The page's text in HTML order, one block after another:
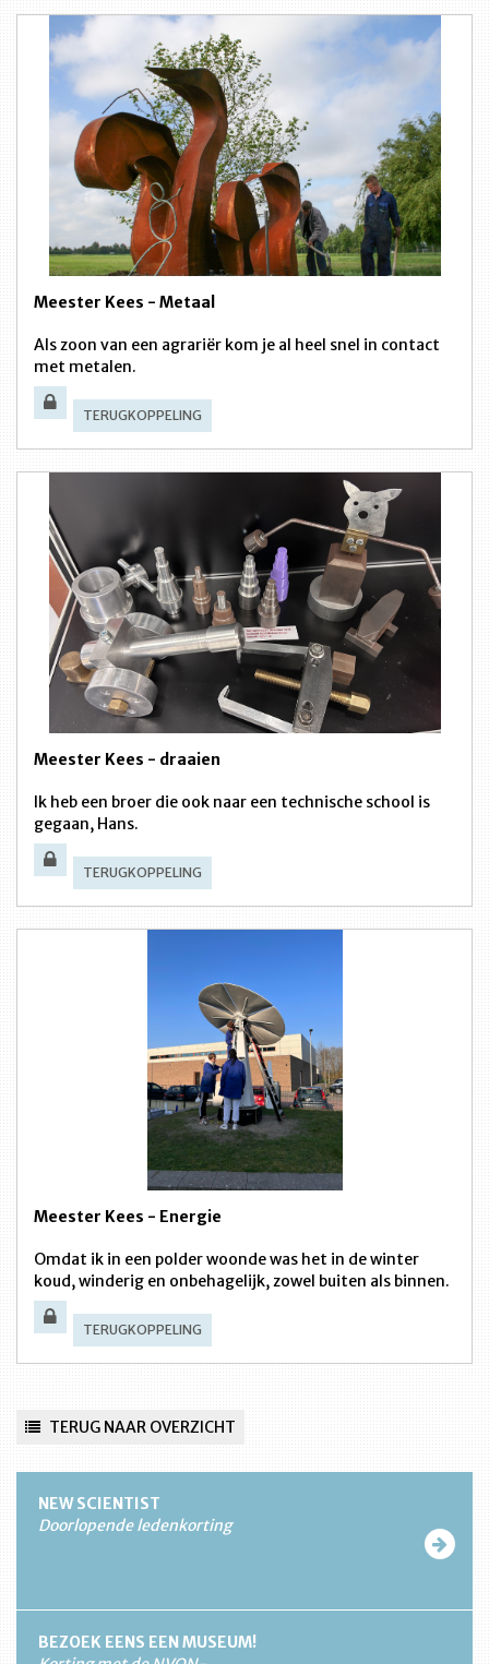
Meester Kees - Metaal
Als zoon van een agrariër kom je al heel snel in contact
met metalen.
TERUGKOPPELING
Meester Kees - draaien
Ik heb een broer die ook naar een technische school is
gegaan, Hans.
TERUGKOPPELING
Meester Kees - Energie
Omdat ik in een polder woonde was het in de winter
koud, winderig en onbehagelijk, zowel buiten als binnen.
TERUGKOPPELING
TERUG NAAR OVERZICHT
NEW SCIENTIST
Doorlopende ledenkorting
BEZOEK EENS EEN MUSEUM!